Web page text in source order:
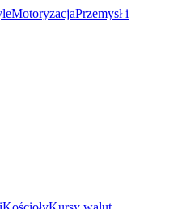
MotoryzacjaPrzemysł i